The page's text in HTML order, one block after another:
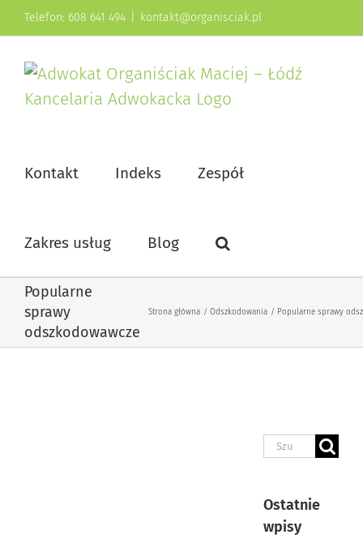
Przejdź
do
zawartości
Telefon: 608 641 494 kontakt@organisciak.pl
Kontakt Indeks Zespół
Zakres usług Blog
Popularne
sprawy
odszkodowawcze
Strona główna Odszkodowania Popularne sprawy
Szukaj
Ostatnie
wpisy